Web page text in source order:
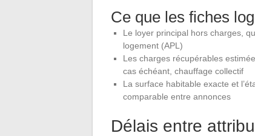
Ce que les fiches
Le loyer principal hors charges,
logement (APL)
Les charges récupérables
cas échéant, chauffage collectif
La surface habitable exacte et
comparable entre annonces
Délais entre